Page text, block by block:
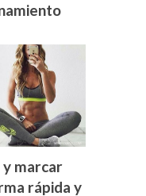
y marcar
rápida y